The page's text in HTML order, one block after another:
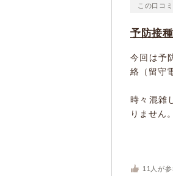
この口コ
予防接種
今回は予
絡（留守
時々混雑
りません
11 人が